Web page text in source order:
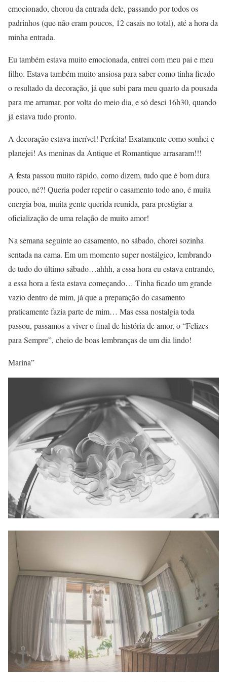
emocionado, chorou da entrada dele, passando por todos os
padrinhos (que não eram poucos, 12 casais no total), até a hora da
minha entrada.
Eu também estava muito emocionada, entrei com meu pai e meu
filho. Estava também muito ansiosa para saber como tinha ficado
o resultado da decoração, já que subi para meu quarto da pousada
para me arrumar, por volta do meio dia, e só desci 16h30, quando
já estava tudo pronto.
A decoração estava incrível! Perfeita! Exatamente como sonhei e
planejei! As meninas da Antique et Romantique arrasaram!!!
A festa passou muito rápido, como dizem, tudo que é bom dura
pouco, né?! Queria poder repetir o casamento todo ano, é muita
energia boa, muita gente querida reunida, para prestigiar a
oficialização de uma relação de muito amor!
Na semana seguinte ao casamento, no sábado, chorei sozinha
sentada na cama. Em um momento super nostálgico, lembrando
de tudo do último sábado…ahhh, a essa hora eu estava entrando,
a essa hora a festa estava começando… Tinha ficado um grande
vazio dentro de mim, já que a preparação do casamento
praticamente fazia parte de mim… Mas essa nostalgia toda
passou, passamos a viver o final de história de amor, o “Felizes
para Sempre”, cheio de boas lembranças de um dia lindo!
Marina”